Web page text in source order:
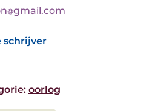
gmail.com
schrijver
oorlog